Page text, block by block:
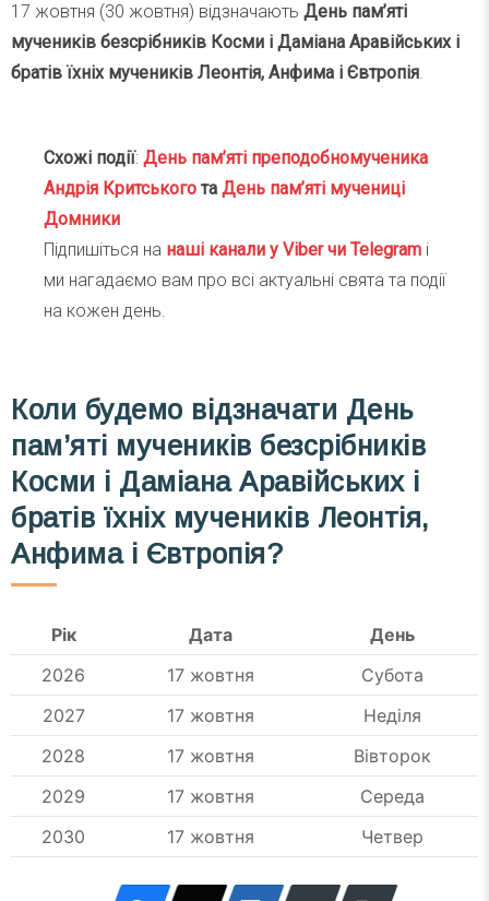
17 жовтня (30 жовтня) відзначають День пам’яті
мучеників безсрібників Косми і Даміана Аравійських і
братів їхніх мучеників Леонтія, Анфима і Євтропія.
Схожі події: День пам’яті преподобномученика
Андрія Критського та День пам’яті мучениці
Домники
Підпишіться на наші канали у Viber чи Telegram і
ми нагадаємо вам про всі актуальні свята та події
на кожен день.
Коли будемо відзначати День
пам’яті мучеників безсрібників
Косми і Даміана Аравійських і
братів їхніх мучеників Леонтія,
Анфима і Євтропія?
Рік Дата
День
2026
17 жовтня
Субота
2027
17 жовтня
Неділя
2028
17 жовтня
Вівторок
2029
17 жовтня
Середа
2030
17 жовтня Четвер